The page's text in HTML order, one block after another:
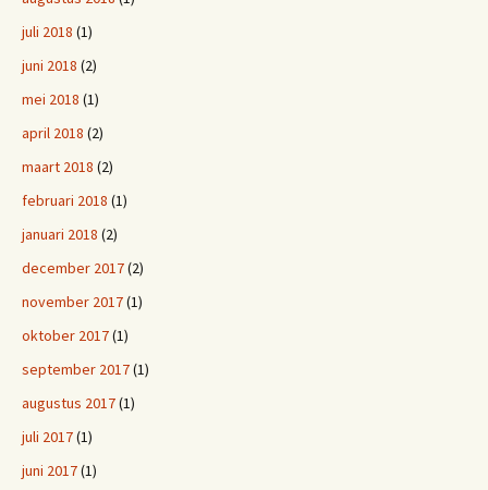
juli 2018 (1)
juni 2018 (2)
mei 2018 (1)
april 2018 (2)
maart 2018 (2)
februari 2018 (1)
januari 2018 (2)
december 2017(2)
november 2017(1)
oktober 2017(1)
september 2017(1)
augustus 2017(1)
juli 2017(1)
juni 2017(1)